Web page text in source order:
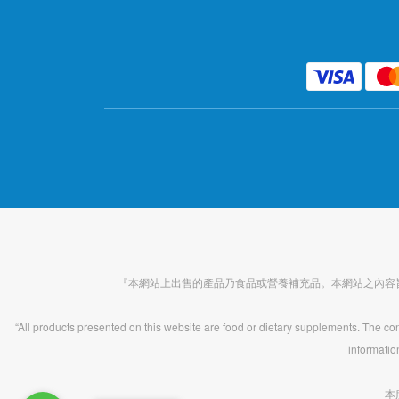
『本網站上出售的產品乃食品或營養補充品。本網站之內
“All products presented on this website are food or dietary supplements. The
本